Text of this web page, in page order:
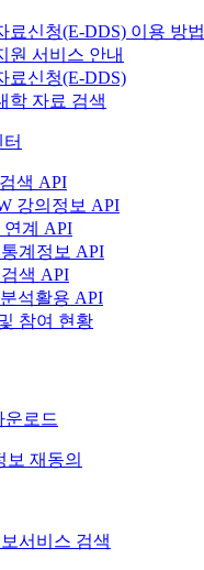
료신청(E-DDS) 이용 방법
원 서비스 안내
료신청(E-DDS)
학 자료 검색
색 API
강의정보 API
계 API
계정보 API
색 API
석활용 API
참여 현황
운로드
보 재동의
서비스 검색